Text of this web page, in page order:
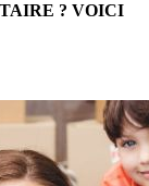
? VOICI